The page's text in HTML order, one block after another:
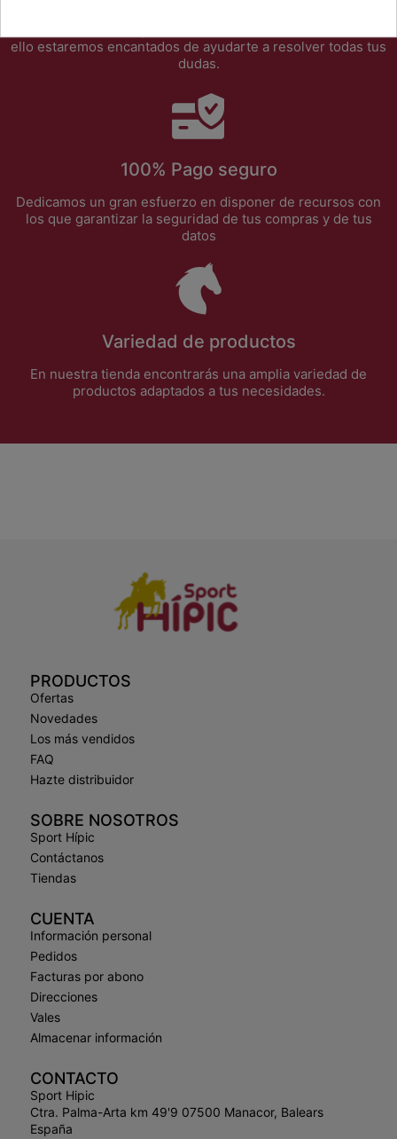
ello estaremos encantados de ayudarte a resolver todas tus
dudas.
100% Pago seguro
Dedicamos un gran esfuerzo en disponer de recursos con
los que garantizar la seguridad de tus compras y de tus
datos
Variedad de productos
En nuestra tienda encontrarás una amplia variedad de
productos adaptados a tus necesidades.
PRODUCTOS
Ofertas
Novedades
Los más vendidos
FAQ
Hazte distribuidor
SOBRE NOSOTROS
Sport Hípic
Contáctanos
Tiendas
CUENTA
Información personal
Pedidos
Facturas por abono
Direcciones
Vales
Almacenar información
CONTACTO
Sport Hipic
Ctra. Palma-Arta km 49'9 07500 Manacor, Balears
España